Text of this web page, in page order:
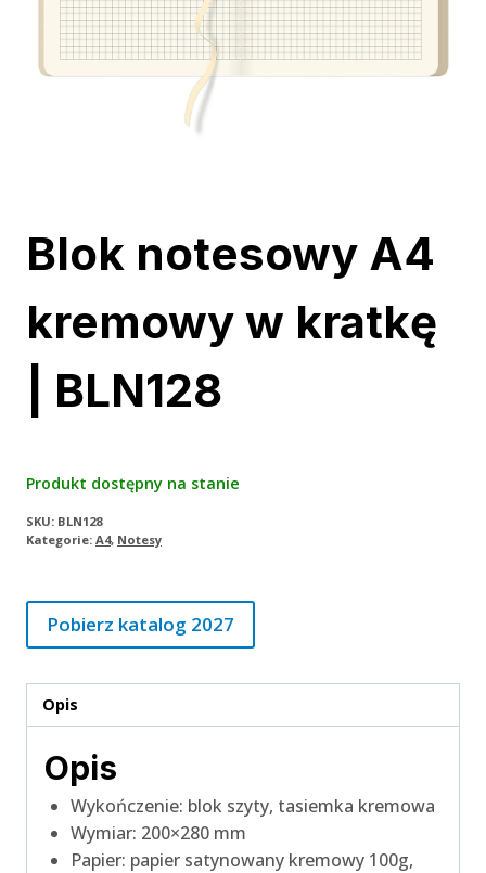
Blok notesowy A4
kremowy w kratkę
| BLN128
Produkt dostępny na stanie
SKU: BLN128
Kategorie: A4, Notesy
Pobierz katalog 2027
Opis
Opis
Wykończenie: blok szyty, tasiemka kremowa
Wymiar: 200×280 mm
Papier: papier satynowany kremowy 100g,